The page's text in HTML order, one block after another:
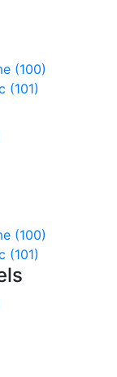
(100)
(101)
(100)
(101)